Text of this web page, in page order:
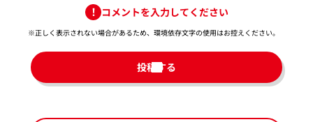
コメントを入力してください
※正しく表示されない場合があるため、環境依存文字の使用はお控えください。​
投稿する